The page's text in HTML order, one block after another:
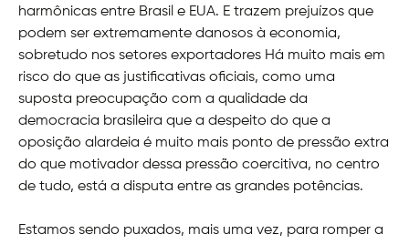
harmônicas entre Brasil e EUA. E trazem prejuízos que
podem ser extremamente danosos à economia,
sobretudo nos setores exportadores Há muito mais em
risco do que as justificativas oficiais, como uma
suposta preocupação com a qualidade da
democracia brasileira que a despeito do que a
oposição alardeia é muito mais ponto de pressão extra
do que motivador dessa pressão coercitiva, no centro
de tudo, está a disputa entre as grandes potências.
Estamos sendo puxados, mais uma vez, para romper a